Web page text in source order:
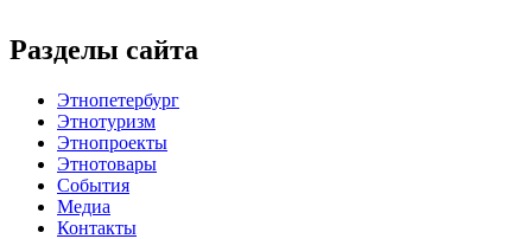
Разделы сайта
Этнопетербург
Этнотуризм
Этнопроекты
Этнотовары
События
Медиа
Контакты